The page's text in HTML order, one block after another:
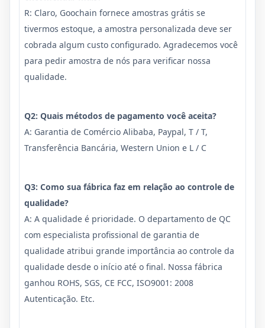
R: Claro, Goochain fornece amostras grátis se
tivermos estoque, a amostra personalizada deve ser
cobrada algum custo configurado. Agradecemos você
para pedir amostra de nós para verificar nossa
qualidade.
Q2: Quais métodos de pagamento você aceita?
A: Garantia de Comércio Alibaba, Paypal, T / T,
Transferência Bancária, Western Union e L / C
Q3: Como sua fábrica faz em relação ao controle de
qualidade?
A: A qualidade é prioridade. O departamento de QC
com especialista profissional de garantia de
qualidade atribui grande importância ao controle da
qualidade desde o início até o final. Nossa fábrica
ganhou ROHS, SGS, CE FCC, ISO9001: 2008
Autenticação. Etc.